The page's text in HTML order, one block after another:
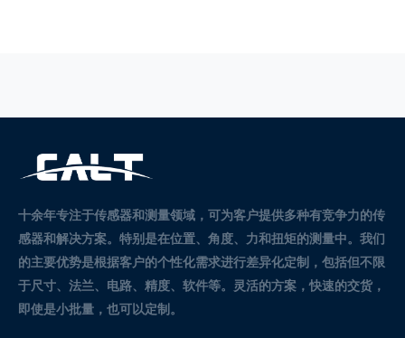
十余年专注于传感器和测量领域，可为客户提供多种有竞争力的传
感器和解决方案。 特别是在位置、角度、力和扭矩的测量中。 我们
的主要优势是根据客户的个性化需求进行差异化定制，包括但不限
于尺寸、法兰、电路、精度、软件等。灵活的方案，快速的交货，
即使是小批量，也可以定制。